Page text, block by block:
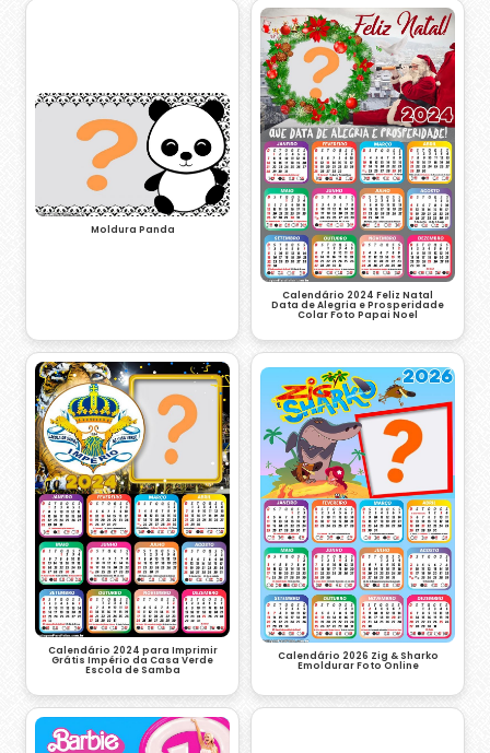
Moldura Panda
Calendário 2024 Feliz Natal
Data de Alegria e Prosperidade
Colar Foto Papai Noel
Calendário 2024 para Imprimir
Grátis Império da Casa Verde
Escola de Samba
Calendário 2026 Zig & Sharko
Emoldurar Foto Online